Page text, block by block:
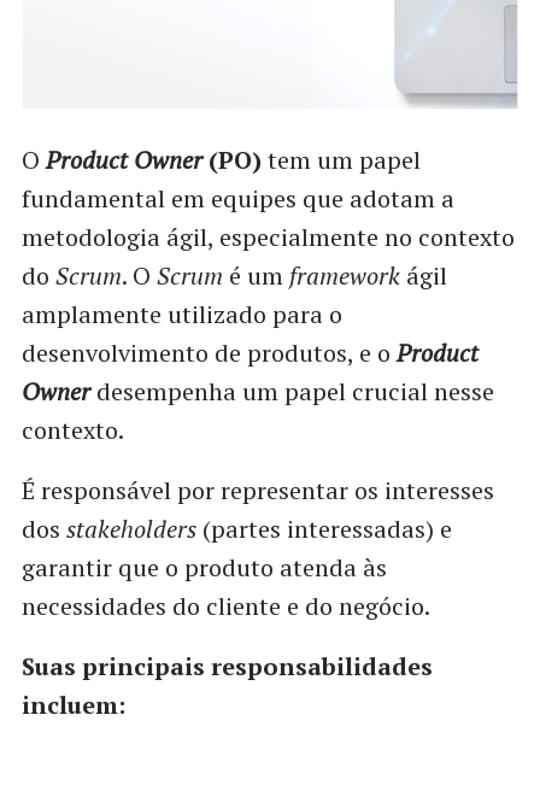
OProduct Owner(PO) tem um papel
fundamental em equipes que adotam a
metodologia ágil, especialmente no contexto
do Scrum. O Scrum é um frameworkágil
amplamente utilizado para o
desenvolvimento de produtos, e oProduct
Ownerdesempenha um papel crucial nesse
contexto.
É responsável por representar os interesses
dos stakeholders(partes interessadas) e
garantir que o produto atenda às
necessidades do cliente e do negócio.
Suas principais responsabilidades
incluem: